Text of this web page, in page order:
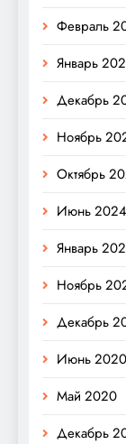
Февраль
Январь
Декабрь
Ноябрь
Октябрь
Июнь 2024
Январь
Ноябрь
Декабрь
Июнь 2020
Май 2020
Декабрь